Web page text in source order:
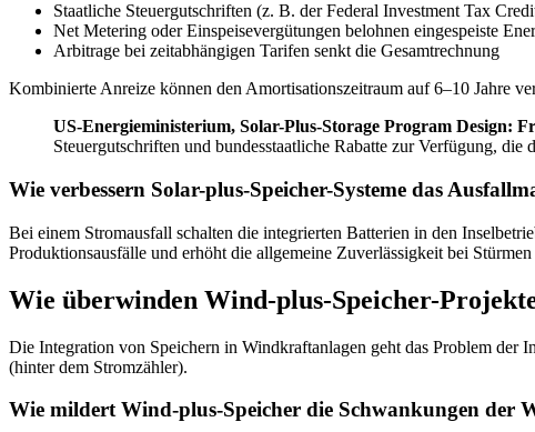
Staatliche Steuergutschriften (z. B. der Federal Investment Tax
Net Metering oder Einspeisevergütungen belohnen eingespeiste
Arbitrage bei zeitabhängigen Tarifen senkt die Gesamtrechnung
Kombinierte Anreize können den Amortisationszeitraum auf 6–10 Jahre
US-Energieministerium, Solar-Plus-Storage Program Design:
Steuergutschriften und bundesstaatliche Rabatte zur Verfügung,
Wie verbessern Solar-plus-Speicher-Systeme das
Bei einem Stromausfall schalten die integrierten Batterien in den
Produktionsausfälle und erhöht die allgemeine Zuverlässigkeit bei
Wie überwinden Wind-plus-Speicher-
Die Integration von Speichern in Windkraftanlagen geht das Problem der
(hinter dem Stromzähler).
Wie mildert Wind-plus-Speicher die Schwankungen der